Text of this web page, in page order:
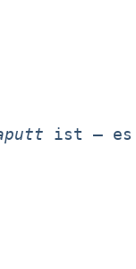
ist – es